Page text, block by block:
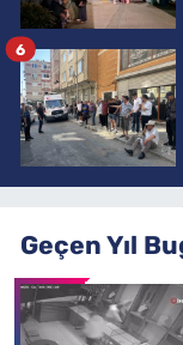
6
Geçen Yıl